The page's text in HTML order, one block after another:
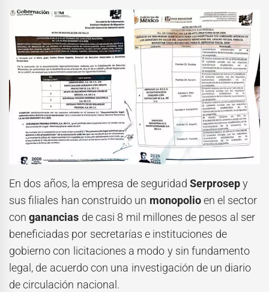
En dos años, la empresa de seguridadSerprosepy
sus filiales han construido un monopolioen el sector
conganancias de casi 8 mil millones de pesos al ser
beneficiadas por secretarías e instituciones de
gobierno con licitaciones a modo y sin fundamento
legal, de acuerdo con una investigación de un diario
de circulación nacional.